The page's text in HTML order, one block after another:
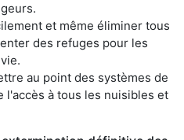
et même éliminer tous
des refuges pour les
au point des systèmes de
à tous les nuisibles et